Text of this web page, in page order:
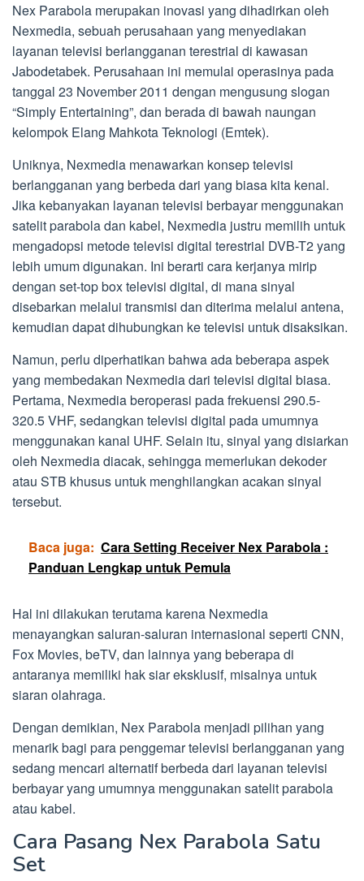
Nex Parabola merupakan inovasi yang dihadirkan oleh
Nexmedia, sebuah perusahaan yang menyediakan
layanan televisi berlangganan terestrial di kawasan
Jabodetabek. Perusahaan ini memulai operasinya pada
tanggal 23 November 2011 dengan mengusung slogan
“Simply Entertaining”, dan berada di bawah naungan
kelompok Elang Mahkota Teknologi (Emtek).
Uniknya, Nexmedia menawarkan konsep televisi
berlangganan yang berbeda dari yang biasa kita kenal.
Jika kebanyakan layanan televisi berbayar menggunakan
satelit parabola dan kabel, Nexmedia justru memilih untuk
mengadopsi metode televisi digital terestrial DVB-T2 yang
lebih umum digunakan. Ini berarti cara kerjanya mirip
dengan set-top box televisi digital, di mana sinyal
disebarkan melalui transmisi dan diterima melalui antena,
kemudian dapat dihubungkan ke televisi untuk disaksikan.
Namun, perlu diperhatikan bahwa ada beberapa aspek
yang membedakan Nexmedia dari televisi digital biasa.
Pertama, Nexmedia beroperasi pada frekuensi 290.5-
320.5 VHF, sedangkan televisi digital pada umumnya
menggunakan kanal UHF. Selain itu, sinyal yang disiarkan
oleh Nexmedia diacak, sehingga memerlukan dekoder
atau STB khusus untuk menghilangkan acakan sinyal
tersebut.
Baca juga: Cara Setting Receiver Nex Parabola :
Panduan Lengkap untuk Pemula
Hal ini dilakukan terutama karena Nexmedia
menayangkan saluran-saluran internasional seperti CNN,
Fox Movies, beTV, dan lainnya yang beberapa di
antaranya memiliki hak siar eksklusif, misalnya untuk
siaran olahraga.
Dengan demikian, Nex Parabola menjadi pilihan yang
menarik bagi para penggemar televisi berlangganan yang
sedang mencari alternatif berbeda dari layanan televisi
berbayar yang umumnya menggunakan satelit parabola
atau kabel.
Cara Pasang Nex Parabola Satu
Set